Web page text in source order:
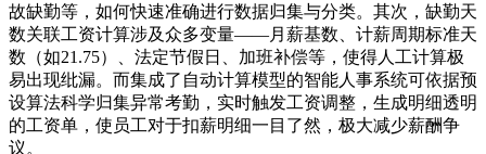
故缺勤等，如何快速准确进行数据归集与分类。其次，缺勤天
数关联工资计算涉及众多变量——月薪基数、计薪周期标准天
数（如21.75）、法定节假日、加班补偿等，使得人工计算极
易出现纰漏。而集成了自动计算模型的智能人事系统可依据预
设算法科学归集异常考勤，实时触发工资调整，生成明细透明
的工资单，使员工对于扣薪明细一目了然，极大减少薪酬争
议。